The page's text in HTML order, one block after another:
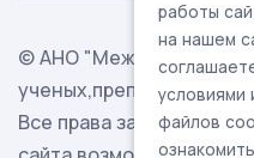
© АНО "Международная
Все права защищены.
работы
на нашем
условиями
файлов